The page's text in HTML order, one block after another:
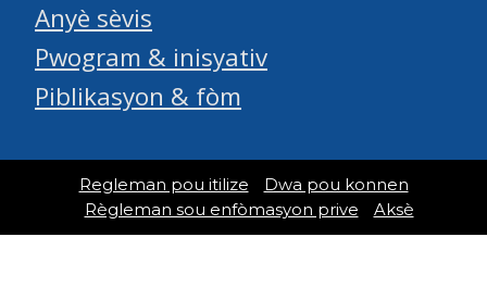
Anyè sèvis
Pwogram & inisyativ
Piblikasyon & fòm
Regleman pou itilize
Dwa pou konnen
Règleman sou enfòmasyon prive
Aksè